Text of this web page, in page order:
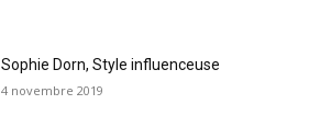
Sophie Dorn, Style influenceuse
4 novembre 2019